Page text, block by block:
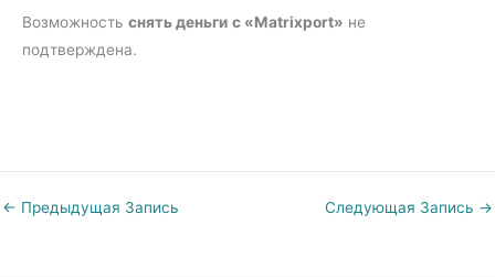
Возможность снять деньги с «Matrixport» не
подтверждена.
← Предыдущая Запись Следующая Запись →